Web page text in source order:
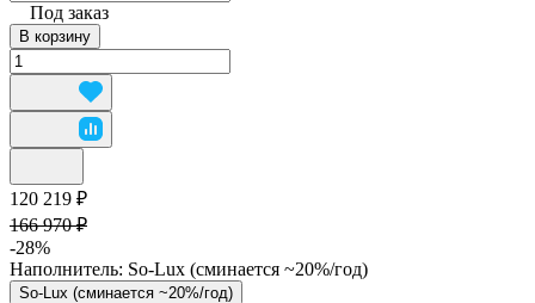
Под заказ
В корзину
120 219 ₽
166 970 ₽
-28%
Наполнитель: So-Lux (cминается ~20%/год)
So-Lux (cминается ~20%/год)